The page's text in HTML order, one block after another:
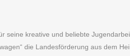
seine kreative und beliebte
die Landesförderung aus dem